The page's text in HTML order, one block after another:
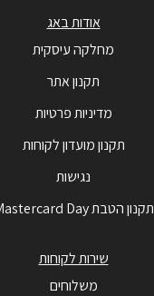
אודות באג
מחלקה עיסקית
תקנון אתר
מדיניות פרטיות
תקנון מועדון לקוחות
נגישות
תקנון הטבת Mastercard Day
שירות לקוחות
משלוחים